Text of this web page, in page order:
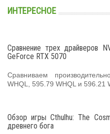
ИНТЕРЕСНОЕ
Сравнение трех драйверов
GeForce RTX 5070
Сравниваем
WHQL, 595.79 WHQL и 596.21
Обзор игры Cthulhu: The
древнего бога